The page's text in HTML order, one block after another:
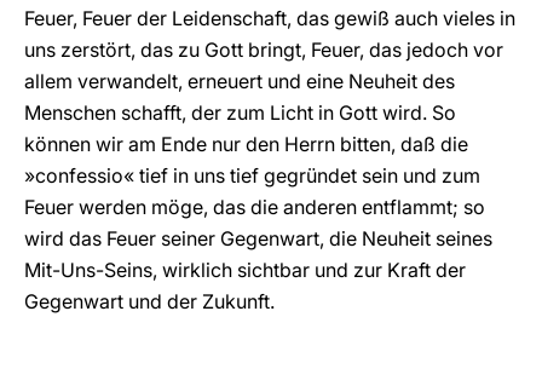
Feuer, Feuer der Leidenschaft, das gewiß auch vieles in
uns zerstört, das zu Gott bringt, Feuer, das jedoch vor
allem verwandelt, erneuert und eine Neuheit des
Menschen schafft, der zum Licht in Gott wird. So
können wir am Ende nur den Herrn bitten, daß die
»confessio« tief in uns tief gegründet sein und zum
Feuer werden möge, das die anderen entflammt; so
wird das Feuer seiner Gegenwart, die Neuheit seines
Mit-Uns-Seins, wirklich sichtbar und zur Kraft der
Gegenwart und der Zukunft.